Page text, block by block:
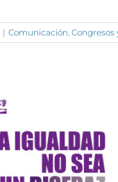
| Comunicación, Congresos